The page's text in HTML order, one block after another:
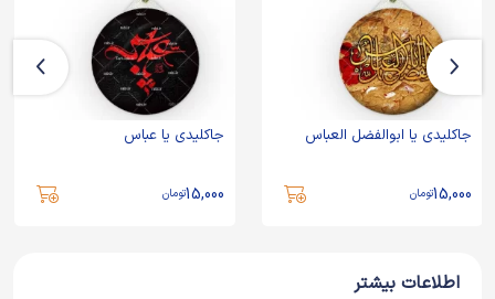
جاکلیدی یا ابوالفضل العباس
15,000تومان
جاکلیدی یا عباس
15,000تومان
اطلاعات بیشتر